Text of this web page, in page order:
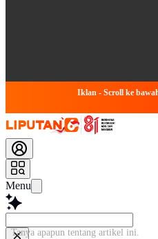
Iklan - Scroll ke
Menu
Tanya apapun tentang artikel ini...